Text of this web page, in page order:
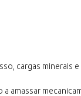
cargas minerais
amassar